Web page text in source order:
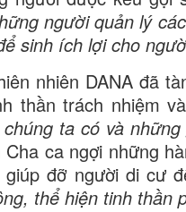
người quản lý
sinh ích lợi cho
nhiên DANA đã
thần trách nhiệm
ta có và
ca ngợi những
đỡ người di cư
thể hiện tinh thần